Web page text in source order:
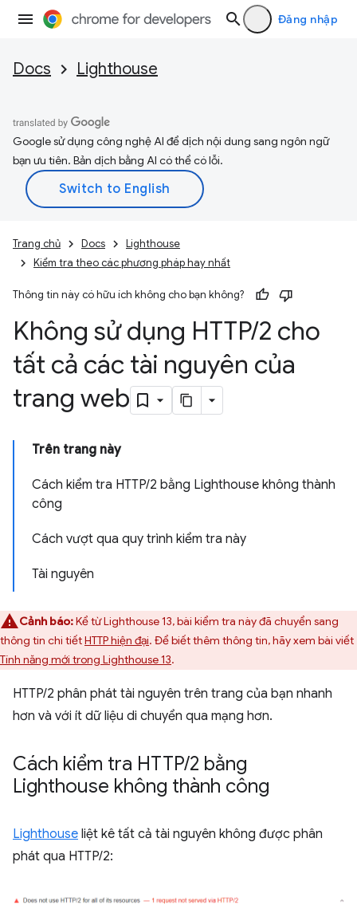
Đăng nhập
Docs Lighthouse
Google sử dụng công nghệ AI để dịch nội dung sang ngôn ngữ
bạn ưu tiên. Bản dịch bằng AI có thể có lỗi.
Trang chủ Docs
Lighthouse
Kiểm tra theo các phương pháp hay nhất
Thông tin này có hữu ích không cho bạn không?
Không sử dụng HTTP/2 cho
tất cả các tài nguyên của
trang web
Trên trang này
Cách kiểm tra HTTP/2 bằng Lighthouse không thành
công
Cách vượt qua quy trình kiểm tra này
Tài nguyên
Cảnh báo:Kể từ Lighthouse 13, bài kiểm tra này đã chuyển sang
thông tin chi tiếtHTTP hiện đại. Để biết thêm thông tin, hãy xem bài viết
Tính năng mới trong Lighthouse 13.
HTTP/2 phân phát tài nguyên trên trang của bạn nhanh
hơn và với ít dữ liệu di chuyển qua mạng hơn.
Cách kiểm tra HTTP/2 bằng
Lighthouse không thành công
Lighthouse liệt kê tất cả tài nguyên không được phân
phát qua HTTP/2: